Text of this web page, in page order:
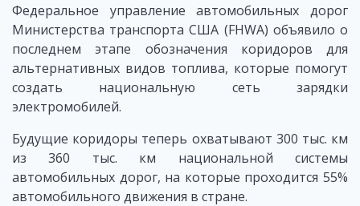
Федеральное управление автомобильных дорог
Министерства транспорта США (FHWA) объявило о
последнем этапе обозначения коридоров для
альтернативных видов топлива, которые помогут
создать национальную сеть зарядки
электромобилей.
Будущие коридоры теперь охватывают 300 тыс. км
из 360 тыс. км национальной системы
автомобильных дорог, на которые проходится 55%
автомобильного движения в стране.